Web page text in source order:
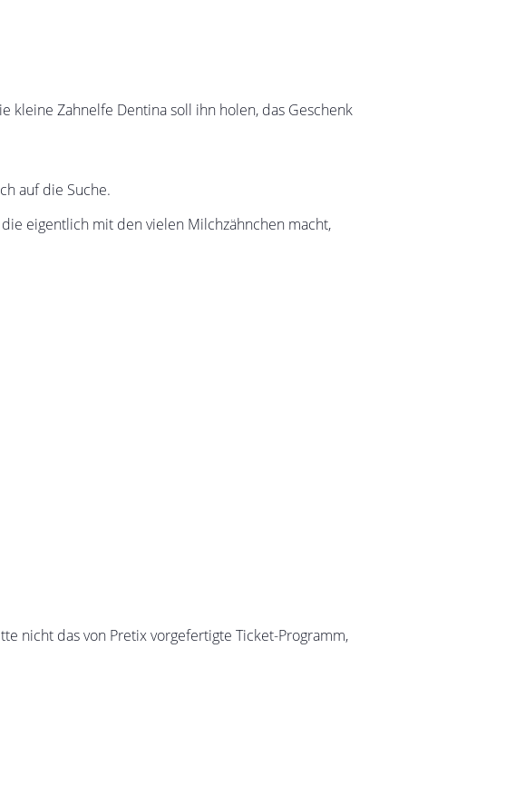
kleine Zahnelfe Dentina soll ihn holen, das Geschenk
auf die Suche.
eigentlich mit den vielen Milchzähnchen macht,
nicht das von Pretix vorgefertigte Ticket-Programm,